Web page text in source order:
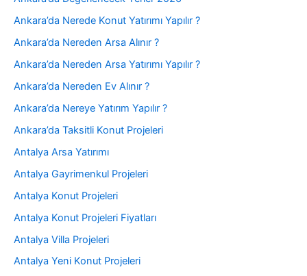
Ankara’da Nerede Konut Yatırımı Yapılır ?
Ankara’da Nereden Arsa Alınır ?
Ankara’da Nereden Arsa Yatırımı Yapılır ?
Ankara’da Nereden Ev Alınır ?
Ankara’da Nereye Yatırım Yapılır ?
Ankara’da Taksitli Konut Projeleri
Antalya Arsa Yatırımı
Antalya Gayrimenkul Projeleri
Antalya Konut Projeleri
Antalya Konut Projeleri Fiyatları
Antalya Villa Projeleri
Antalya Yeni Konut Projeleri